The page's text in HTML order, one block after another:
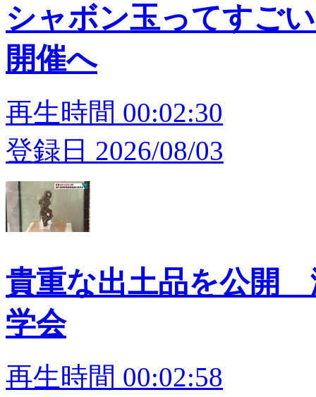
シャボン玉ってすご
開催へ
再生時間 00:02:30
登録日 2026/08/03
貴重な出土品を公開
学会
再生時間 00:02:58